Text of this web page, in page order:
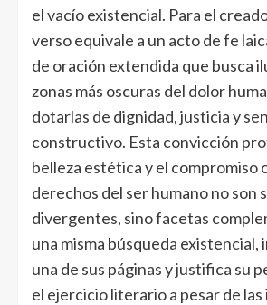
el vacío existencial. Para el
verso equivale a un acto de fe
de oración extendida que busca
zonas más oscuras del dolor
dotarlas de dignidad, justicia y
constructivo. Esta convicción
belleza estética y el compromiso
derechos del ser humano no son
divergentes, sino facetas
una misma búsqueda existencial,
una de sus páginas y justifica su
el ejercicio literario a pesar de